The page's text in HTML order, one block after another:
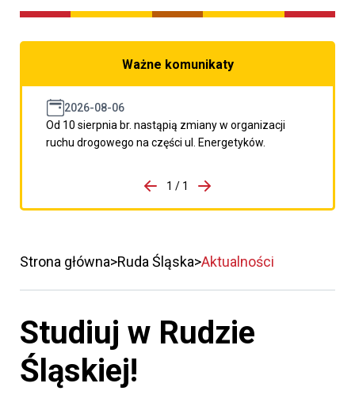
Ważne komunikaty
2026-08-06
Od 10 sierpnia br. nastąpią zmiany w organizacji
ruchu drogowego na części ul. Energetyków.
porzpedniego komunikatu
1 / 1
Przejdź do następnego
Strona główna Ruda Śląska Aktualności
Studiuj w Rudzie
Śląskiej!